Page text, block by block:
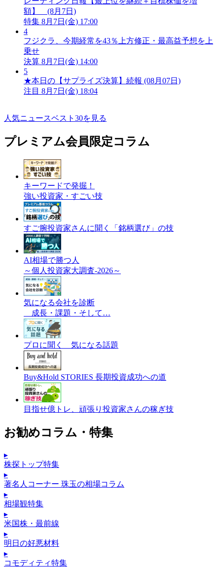
額】 (8月7日)
特集 8月7日(金) 17:00
4
フジクラ、今期経常を43％上方修正・最高益予想を上
乗せ
決算 8月7日(金) 14:00
5
★本日の【サプライズ決算】続報 (08月07日)
注目 8月7日(金) 18:04
人気ニュースベスト30を見る
プレミアム会員限定コラム
キーワードで発掘！
強い投資家・すごい技
すご腕投資家さんに聞く「銘柄選び」の技
AI相場で勝つ人
～個人投資家大調査-2026～
気になる会社を診断
成長・課題・そして…
プロに聞く 気になる話題
Buy&Hold STORIES 長期投資成功への道
目指せ億トレ、頑張り投資家さんの稼ぎ技
お勧めコラム・特集
▸
株探トップ特集
▸
著名人コーナー 珠玉の相場コラム
▸
相場観特集
▸
米国株・最前線
▸
明日の好悪材料
▸
コモディティ特集